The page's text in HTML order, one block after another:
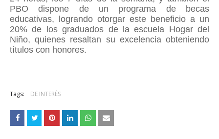
PBO dispone de un programa de becas
educativas, logrando otorgar este beneficio a un
20% de los graduados de la escuela Hogar del
Niño, quienes resaltan su excelencia obteniendo
títulos con honores.
Tags: DE INTERÉS